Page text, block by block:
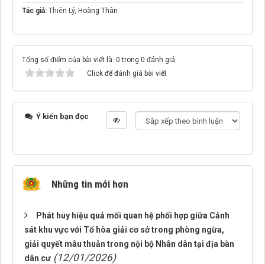
Tác giả: Thiên Lý, Hoàng Thân
Tổng số điểm của bài viết là: 0 trong 0 đánh giá
Click để đánh giá bài viết
Ý kiến bạn đọc
Những tin mới hơn
Phát huy hiệu quả mối quan hệ phối hợp giữa Cảnh
sát khu vực với Tổ hòa giải cơ sở trong phòng ngừa,
giải quyết mâu thuẫn trong nội bộ Nhân dân tại địa bàn
dân cư (12/01/2026)